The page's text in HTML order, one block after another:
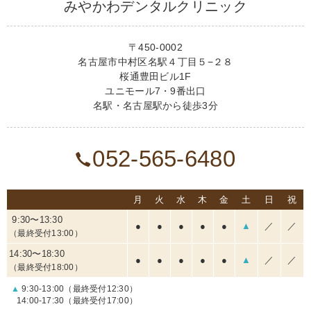
みやかわデンタルクリニック
〒450-0002
名古屋市中村区名駅４丁目５−２８
桜通豊田ビル1F
ユニモール7・9番出口
名駅・名古屋駅から徒歩3分
052-565-6480
月 火 水 木 金 土 日
祝
9:30〜13:30
（最終受付13:00）
● ● ● ● ● ▲ ／ ／
14:30〜18:30
（最終受付18:00）
● ● ● ● ● ▲ ／ ／
▲ 9:30-13:00（最終受付12:30）
14:00-17:30（最終受付17:00）